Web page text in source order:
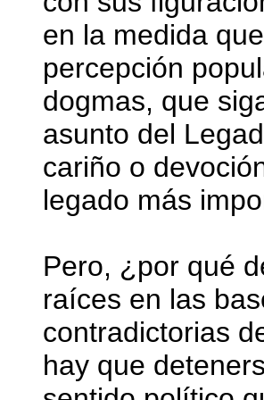
en la medida
percepción
dogmas, que
asunto del
cariño o
legado más
Pero, ¿por qué
raíces en las
contradictorias
hay que